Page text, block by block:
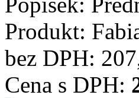
Produkt:
bez DPH:
Cena s DPH: